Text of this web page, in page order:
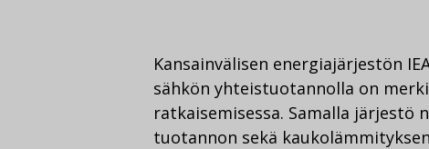
Kansainvälisen energiajärjestön
sähkön yhteistuotannolla on
ratkaisemisessa. Samalla järjestö
tuotannon sekä